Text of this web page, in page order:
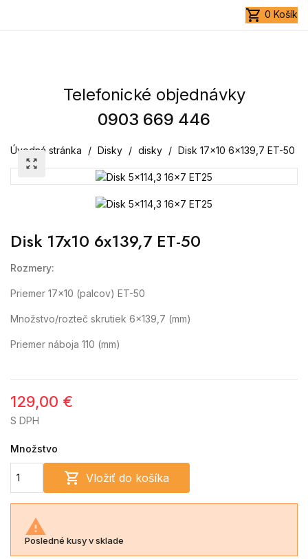
shopping_cart 0 Košík
Telefonické objednávky
0903 669 446
Úvodná stránka Disky disky Disk 17x10 6x139,7 ET-50
zoom_out_map
Disk 17x10 6x139,7 ET-50
Rozmery:
Priemer 17x10 (palcov) ET-50
Množstvo/rozteč skrutiek 6x139,7 (mm)
Priemer náboja 110 (mm)
129,00 €
S DPH
Množstvo
 Vložiť do košíka

Posledné kusy v sklade